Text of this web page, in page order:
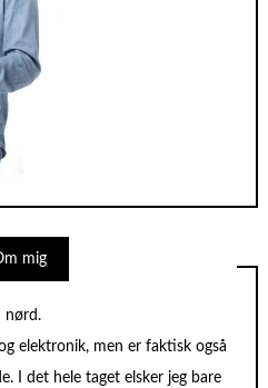
mig
nørd.
elektronik, men er faktisk også
I det hele taget elsker jeg bare